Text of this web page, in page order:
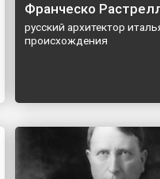
Франческо
русский архитектор
происхождения